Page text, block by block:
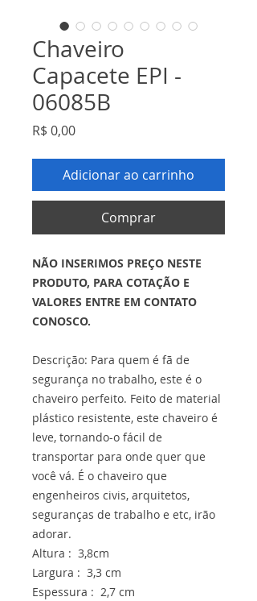
Chaveiro
Capacete EPI -
06085B
R$ 0,00Preço
Adicionar ao carrinho
Comprar
NÃO INSERIMOS PREÇO NESTE
PRODUTO, PARA COTAÇÃO E
VALORES ENTRE EM CONTATO
CONOSCO.
Descrição: Para quem é fã de
segurança no trabalho, este é o
chaveiro perfeito. Feito de material
plástico resistente, este chaveiro é
leve, tornando-o fácil de
transportar para onde quer que
você vá. É o chaveiro que
engenheiros civis, arquitetos,
seguranças de trabalho e etc, irão
adorar.
Altura : 3,8cm
Largura : 3,3 cm
Espessura : 2,7 cm